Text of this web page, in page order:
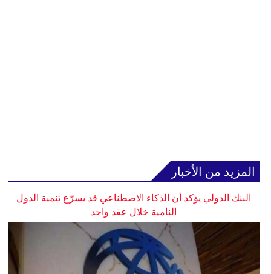
المزيد من الأخبار
البنك الدولي يؤكد أن الذكاء الاصطناعي قد يسرّع تنمية الدول
النامية خلال عقد واحد